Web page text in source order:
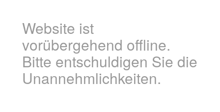
Website ist
vorübergehend offline.
Bitte entschuldigen Sie die
Unannehmlichkeiten.